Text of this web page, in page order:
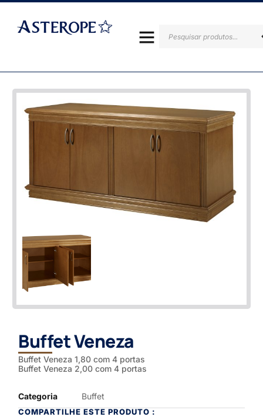
Buffet Veneza
Buffet Veneza 1,80 com 4 portas
Buffet Veneza 2,00 com 4 portas
Categoria Buffet
COMPARTILHE ESTE PRODUTO :